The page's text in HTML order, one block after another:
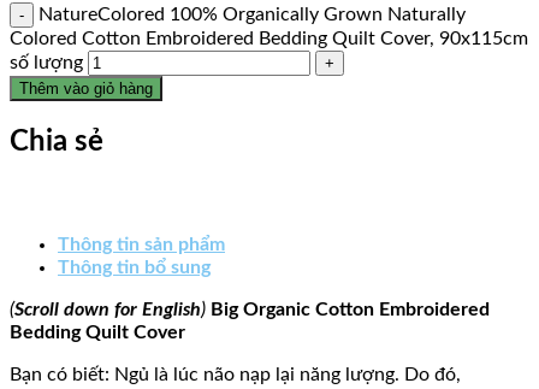
NatureColored 100% Organically Grown Naturally
Colored Cotton Embroidered Bedding Quilt Cover, 90x115cm
số lượng
Thêm vào giỏ hàng
Chia sẻ
Thông tin sản phẩm
Thông tin bổ sung
(Scroll down for English) Big Organic Cotton Embroidered
Bedding Quilt Cover
Bạn có biết: Ngủ là lúc não nạp lại năng lượng. Do đó,